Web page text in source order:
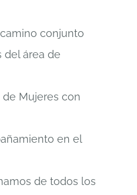
conjunto
del área de
Mujeres con
en el
de todos los